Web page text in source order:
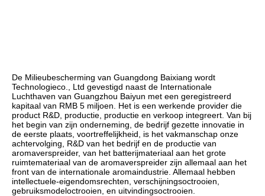
De Milieubescherming van Guangdong Baixiang wordt
Technologieco., Ltd gevestigd naast de Internationale
Luchthaven van Guangzhou Baiyun met een geregistreerd
kapitaal van RMB 5 miljoen. Het is een werkende provider die
product R&D, productie, productie en verkoop integreert. Van bij
het begin van zijn onderneming, de bedrijf gezette innovatie in
de eerste plaats, voortreffelijkheid, is het vakmanschap onze
achtervolging, R&D van het bedrijf en de productie van
aromaverspreider, van het batterijmateriaal aan het grote
ruimtemateriaal van de aromaverspreider zijn allemaal aan het
front van de internationale aromaindustrie. Allemaal hebben
intellectuele-eigendomsrechten, verschijningsoctrooien,
gebruiksmodeloctrooien, en uitvindingsoctrooien.